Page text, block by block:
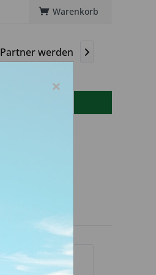
Warenkorb
Partner werden 
×